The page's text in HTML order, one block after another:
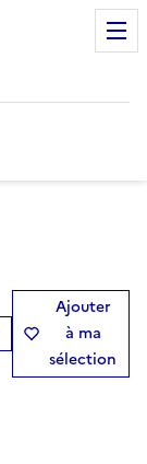
Ajouter
à ma
sélection